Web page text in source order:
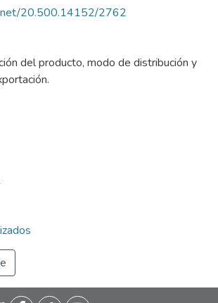
20.500.14152/2762
del producto, modo de distribución y